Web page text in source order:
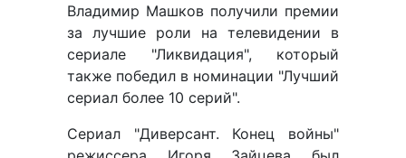
Владимир Машков получили премии
за лучшие роли на телевидении в
сериале "Ликвидация", который
также победил в номинации "Лучший
сериал более 10 серий".
Сериал "Диверсант. Конец войны"